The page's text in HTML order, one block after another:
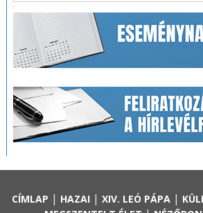
CÍMLAP | HAZAI | XIV. LEÓ PÁPA|